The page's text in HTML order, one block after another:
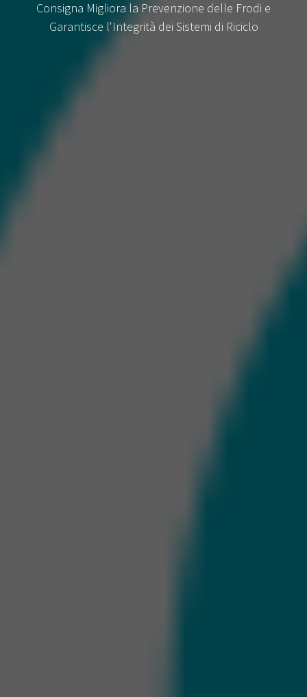
Consigna Migliora la Prevenzione delle Frodi e
Garantisce l'Integrità dei Sistemi di Riciclo